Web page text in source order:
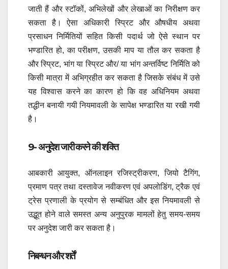
जाती हैं और स्टॉकों, अभिलेखों और लेखाओं का निरीक्षण कर
सकता है। ऐसा अधिकारी स्प्रिट और औषधीय अथवा
प्रसाधन निर्मितियों सहित किसी पदार्थ जो ऐसे स्थान पर
भण्डारित हो, का परीक्षण, उसकी माप या तौल कर सकता है
और स्प्रिट, भांग या स्प्रिट और/ या भांग अन्तर्विष्ट निर्मिति को
किसी मात्रा में अभिग्रहीत कर सकता है जिसके संबंध में उसे
यह विश्वास करने का कारण हो कि वह अधिनियम अथवा
तद्धीन बनायी गयी नियमावली के सापेक्ष भण्डारित या रखी गयी
है।
9- अनुदेश जारी करने की शक्ति
आबकारी आयुक्त, ऑनलाइन रजिस्ट्रीकरण, जियो टैगिंग,
प्रमाण पत्र तथा दस्तावेज नवीकरण एवं अपलोडिंग, ट्रैक एवं
ट्रेस प्रणाली के प्रयोग से सम्बंधित और इस नियमावली से
उद्भूत होने वाले समस्त अन्य अनुपुरक मामलों हेतु समय-समय
पर अनुदेश जारी कर सकता है।
निबन्धन और शर्तें